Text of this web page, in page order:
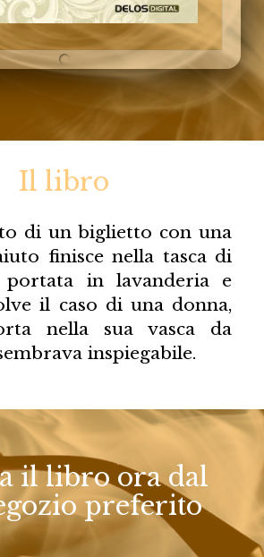
Il libro
di un biglietto con una
finisce nella tasca di
portata in lavanderia e
il caso di una donna,
nella sua vasca da
inspiegabile.
il libro ora dal
preferito